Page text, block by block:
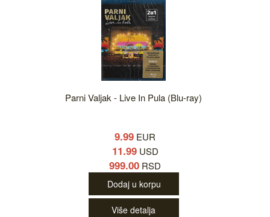
Parni Valjak - Live In Pula (Blu-ray)
9.99 EUR
11.99USD
999.00 RSD
Dodaj u korpu
Više detalja